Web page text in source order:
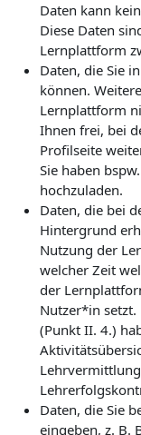
Daten kann
Diese Daten
Lernplattform
Daten, die Sie
können.
Lernplattform
Ihnen frei, bei
Profilseite
Sie haben
hochzuladen.
Daten, die bei
Hintergrund
Nutzung der
welcher Zeit
der
Nutzer*in
(Punkt II. 4.)
Daten, die Sie
eingeben, z. B.